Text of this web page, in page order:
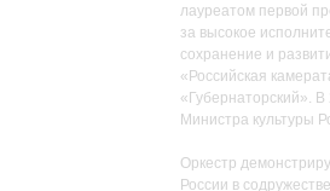
лауреатом первой
за высокое
сохранение и
«Российская
«Губернаторский». В
Министра культуры
Оркестр
России в